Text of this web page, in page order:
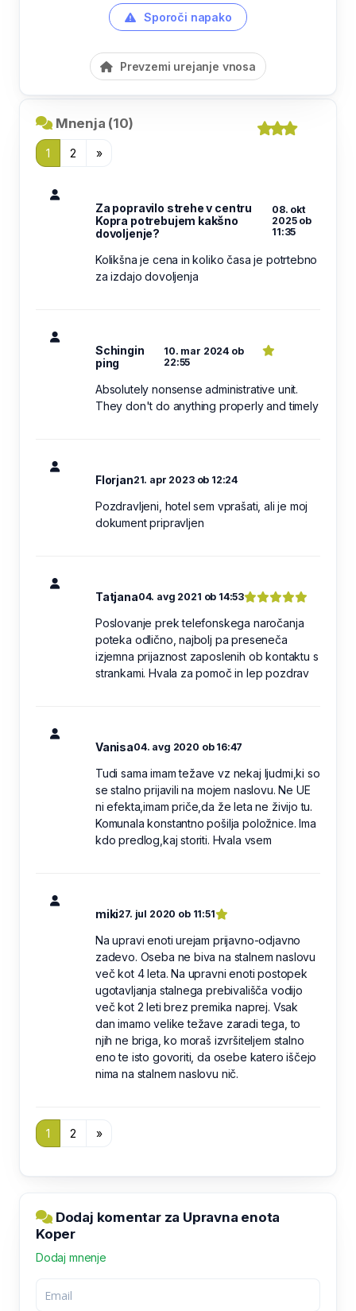
Sporoči napako
Prevzemi urejanje vnosa
Mnenja (10)
1 2 »
Za popravilo strehe v centru
Kopra potrebujem kakšno
dovoljenje?
08. okt
2025 ob
11:35
Kolikšna je cena in koliko časa je potrtebno
za izdajo dovoljenja
Schingin
ping
10. mar 2024 ob
22:55
Absolutely nonsense administrative unit.
They don't do anything properly and timely
Florjan21. apr 2023 ob 12:24
Pozdravljeni, hotel sem vprašati, ali je moj
dokument pripravljen
Tatjana04. avg 2021 ob 14:53
Poslovanje prek telefonskega naročanja
poteka odlično, najbolj pa preseneča
izjemna prijaznost zaposlenih ob kontaktu s
strankami. Hvala za pomoč in lep pozdrav
Vanisa04. avg 2020 ob 16:47
Tudi sama imam težave vz nekaj ljudmi,ki so
se stalno prijavili na mojem naslovu. Ne UE
ni efekta,imam priče,da že leta ne živijo tu.
Komunala konstantno pošilja položnice. Ima
kdo predlog,kaj storiti. Hvala vsem
miki27. jul 2020 ob 11:51
Na upravi enoti urejam prijavno-odjavno
zadevo. Oseba ne biva na stalnem naslovu
več kot 4 leta. Na upravni enoti postopek
ugotavljanja stalnega prebivališča vodijo
več kot 2 leti brez premika naprej. Vsak
dan imamo velike težave zaradi tega, to
njih ne briga, ko moraš izvršiteljem stalno
eno te isto govoriti, da osebe katero iščejo
nima na stalnem naslovu nič.
1 2 »
Dodaj komentar za Upravna enota
Koper
Dodaj mnenje